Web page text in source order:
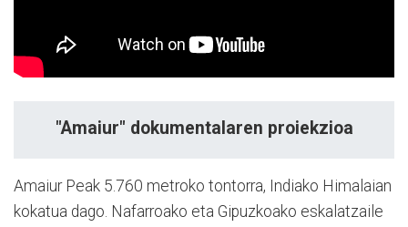
"Amaiur" dokumentalaren proiekzioa
Amaiur Peak 5.760 metroko tontorra, Indiako Himalaian
kokatua dago. Nafarroako eta Gipuzkoako eskalatzaile